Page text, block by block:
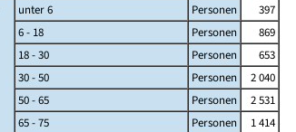
unter 6 Personen
397
6 - 18
Personen
869
18 - 30
Personen
653
30 - 50
Personen
2 040
50 - 65
Personen
2 531
65 - 75
Personen
1 414